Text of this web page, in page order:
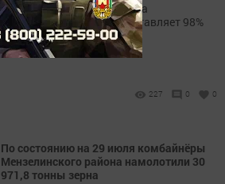
Всего скошено 5133 гектара
многолетних трав, что составляет 98%
от плана.
227 0 0
По состоянию на 29 июля комбайнёры
Мензелинского района намолотили 30
971,8 тонны зерна